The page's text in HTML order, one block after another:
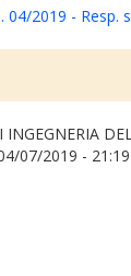
2019 - Resp.
07/2019 - 21:19